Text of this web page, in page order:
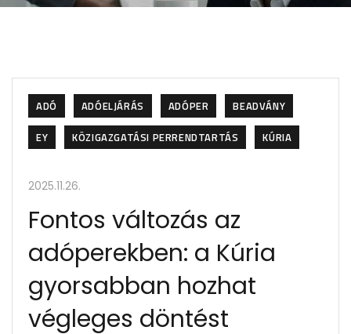
ADÓ ADÓELJÁRÁS ADÓPER
BEADVÁNY
EY
KÖZIGAZGATÁSI PERRENDTARTÁS KÚRIA
2025.11.26.
Fontos változás az
adóperekben: a Kúria
gyorsabban hozhat
végleges döntést